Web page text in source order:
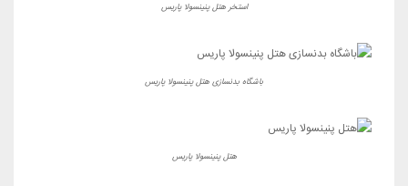
استخر هتل پنینسولا پاریس
باشگاه بدنسازی هتل پنینسولا پاریس
هتل پنینسولا پاریس